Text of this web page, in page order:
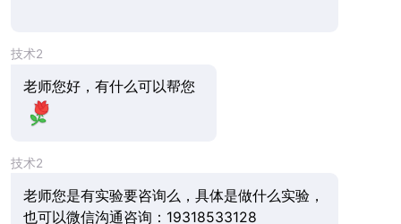
技术2
老师您好，有什么可以帮您
技术2
老师您是有实验要咨询么，具体是做什么实验，
也可以微信沟通咨询：19318533128